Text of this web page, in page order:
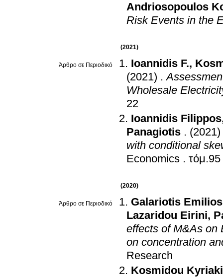
Andriosopoulos
Risk Events in the
(2021)
Άρθρο σε Περιοδικό Ioannidis F.,
(2021) .
Wholesale
22
Ioannidis Filippos
Panagiotis . (2021)
with conditional
Economics .
(2020)
Άρθρο σε Περιοδικό Galariotis Emilios
Lazaridou Eirini,
effects of M&As on
on concentration
Research
Kosmidou Kyriaki